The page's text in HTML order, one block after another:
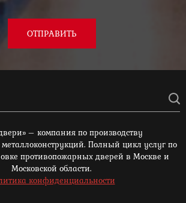
ОТПРАВИТЬ
– компания по производству
Полный цикл услуг по
противопожарных дверей в Москве и
Московской области.
конфиденциальности